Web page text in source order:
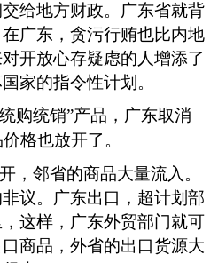
给地方财政。广东省就背
在广东，贪污行贿也比内地
开放心存疑虑的人增添了
家的指令性计划。
购统销”产品，广东取消
格也放开了。
，邻省的商品大量流入。
议。广东出口，超计划部
这样，广东外贸部门就可
商品，外省的出口货源大